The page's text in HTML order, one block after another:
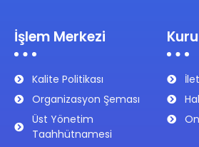
İşlem Merkezi
Kalite Politikası
Organizasyon Şeması
Üst Yönetim
Taahhütnamesi